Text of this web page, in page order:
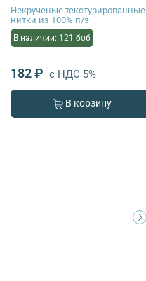
Некрученые текстурированные
нитки из 100% п/э
В наличии: 121 боб
182 ₽ с НДС 5%
В корзину